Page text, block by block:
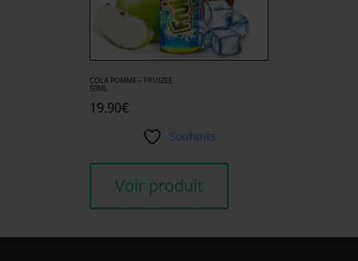
COLA POMME – FRUIZEE
50ML
19.90€
Souhaits
Voir produit